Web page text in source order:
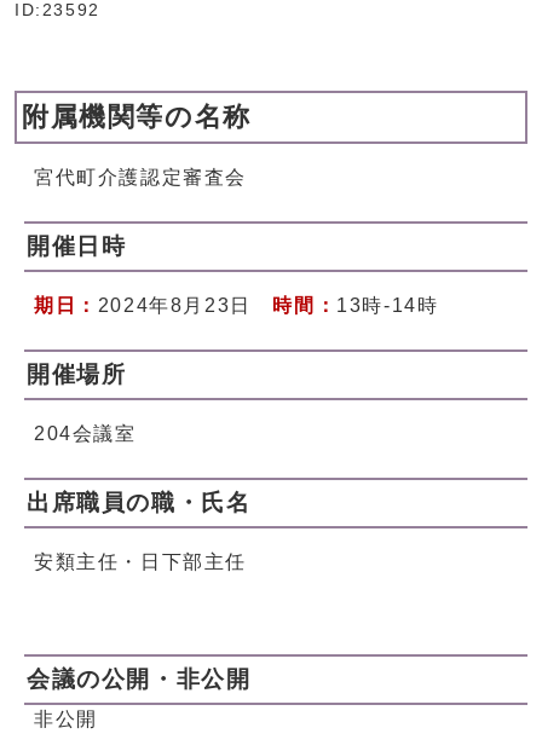
ID:23592
附属機関等の名称
宮代町介護認定審査会
開催日時
期日： 2024年8月23日 時間： 13時-14時
開催場所
204会議室
出席職員の職・氏名
安類主任・日下部主任
会議の公開・非公開
非公開